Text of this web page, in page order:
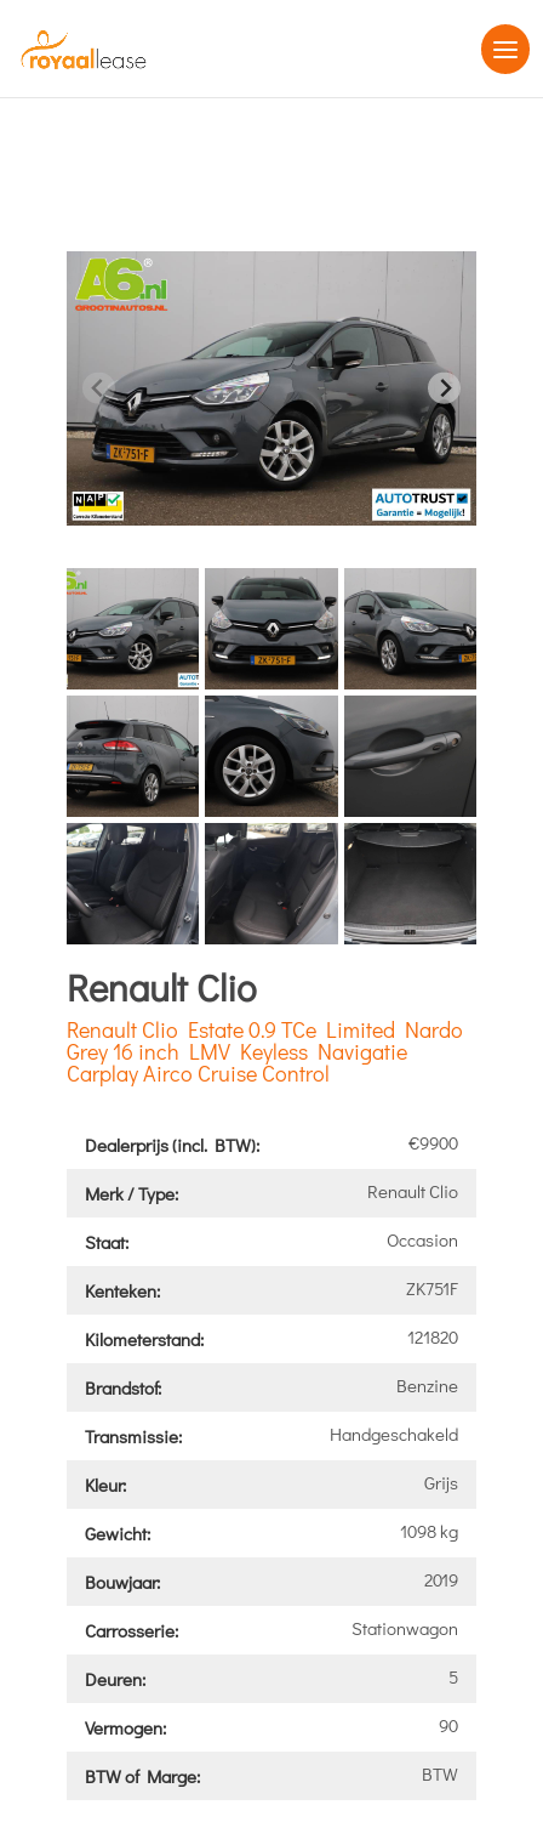
Renault Clio
Renault Clio Estate 0.9 TCe Limited Nardo
Grey 16 inch LMV Keyless Navigatie
Carplay Airco Cruise Control
Dealerprijs (incl. BTW): €9900
Merk / Type: Renault Clio
Staat: Occasion
Kenteken: ZK751F
Kilometerstand: 121820
Brandstof: Benzine
Transmissie: Handgeschakeld
Kleur: Grijs
Gewicht: 1098 kg
Bouwjaar: 2019
Carrosserie: Stationwagon
Deuren: 5
Vermogen: 90
BTW of Marge: BTW